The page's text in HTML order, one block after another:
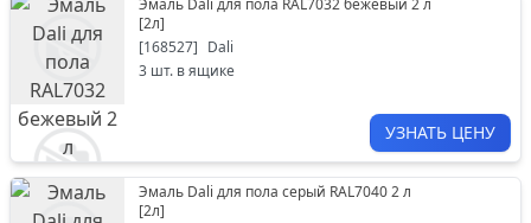
Эмаль Dali для пола RAL7032 бежевый 2 л
[2л]
[168527] Dali
3 шт. в ящике
УЗНАТЬ ЦЕНУ
Эмаль Dali для пола серый RAL7040 2 л
[2л]